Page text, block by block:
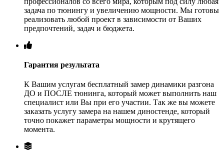
задача по тюнингу и увеличению мощности. Мы готовы
реализовать любой проект в зависимости от Ваших
предпочтений, задач и бюджета.
Гарантия результата
К Вашим услугам бесплатный замер динамики разгона
ДО и ПОСЛЕ тюнинга, который может выполнить наш
специалист или Вы при его участии. Так же вы можете
заказать услугу замера на нашем диностенде, который
точно покажет параметры мощности и крутящего
момента.